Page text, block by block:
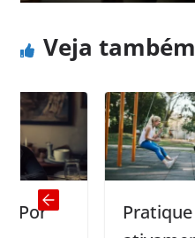
Veja também
Pratique